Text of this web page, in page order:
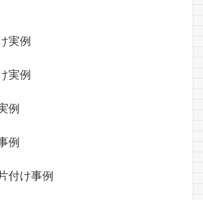
実例
実例
例
例
付け事例